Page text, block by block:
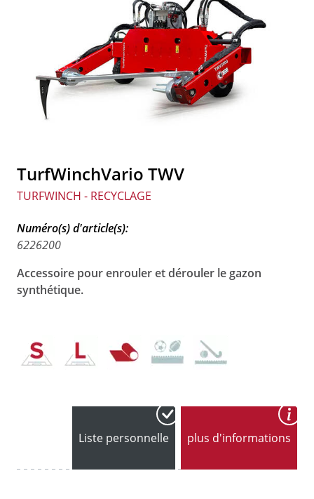
TurfWinchVario TWV
TURFWINCH - RECYCLAGE
Numéro(s) d'article(s):
6226200
Accessoire pour enrouler et dérouler le gazon
synthétique.
Liste personnelle plus d'informations